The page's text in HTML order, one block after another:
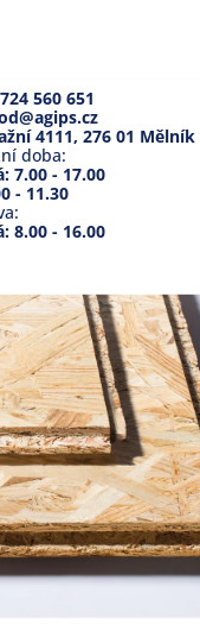
560 651
4111, 276 01 Mělník
doba:
7.00 - 17.00
- 11.30
8.00 - 16.00